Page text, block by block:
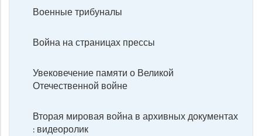
Военные трибуналы
Война на страницах прессы
Увековечение памяти о Великой
Отечественной войне
Вторая мировая война в архивных документах
: видеоролик